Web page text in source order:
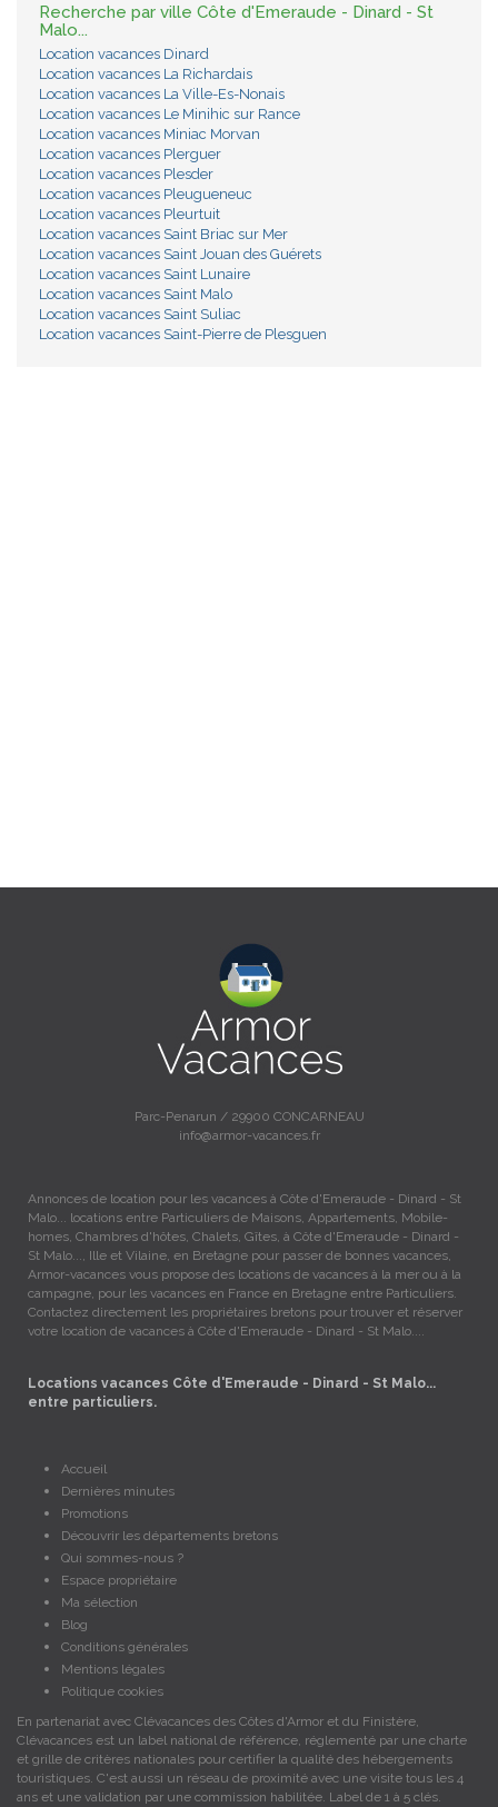
Recherche par ville Côte d'Emeraude - Dinard - St
Malo...
Location vacances Dinard
Location vacances La Richardais
Location vacances La Ville-Es-Nonais
Location vacances Le Minihic sur Rance
Location vacances Miniac Morvan
Location vacances Plerguer
Location vacances Plesder
Location vacances Pleugueneuc
Location vacances Pleurtuit
Location vacances Saint Briac sur Mer
Location vacances Saint Jouan des Guérets
Location vacances Saint Lunaire
Location vacances Saint Malo
Location vacances Saint Suliac
Location vacances Saint-Pierre de Plesguen
Parc-Penarun / 29900 CONCARNEAU
info@armor-vacances.fr
Annonces de location pour les vacances à Côte d'Emeraude - Dinard - St
Malo... locations entre Particuliers de Maisons, Appartements, Mobile-
homes, Chambres d'hôtes, Chalets, Gîtes, à Côte d'Emeraude - Dinard -
St Malo..., Ille et Vilaine, en Bretagne pour passer de bonnes vacances,
Armor-vacances vous propose des locations de vacances à la mer ou à la
campagne, pour les vacances en France en Bretagne entre Particuliers.
Contactez directement les propriétaires bretons pour trouver et réserver
votre location de vacances à Côte d'Emeraude - Dinard - St Malo....
Locations vacances Côte d'Emeraude - Dinard - St Malo...
entre particuliers.
Accueil
Dernières minutes
Promotions
Découvrir les départements bretons
Qui sommes-nous ?
Espace propriétaire
Ma sélection
Blog
Conditions générales
Mentions légales
Politique cookies
En partenariat avec Clévacances des Côtes d'Armor et du Finistère,
Clévacances est un label national de référence, réglementé par une charte
et grille de critères nationales pour certifier la qualité des hébergements
touristiques. C'est aussi un réseau de proximité avec une visite tous les 4
ans et une validation par une commission habilitée. Label de 1 à 5 clés.